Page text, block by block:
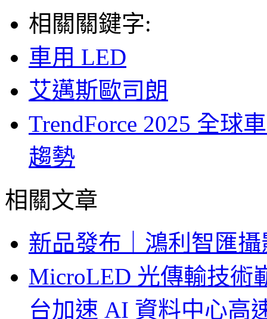
相關關鍵字:
車用 LED
艾邁斯歐司朗
TrendForce 2025 全球
趨勢
相關文章
新品發布｜鴻利智匯
MicroLED 光傳輸技術
台加速 AI 資料中心高